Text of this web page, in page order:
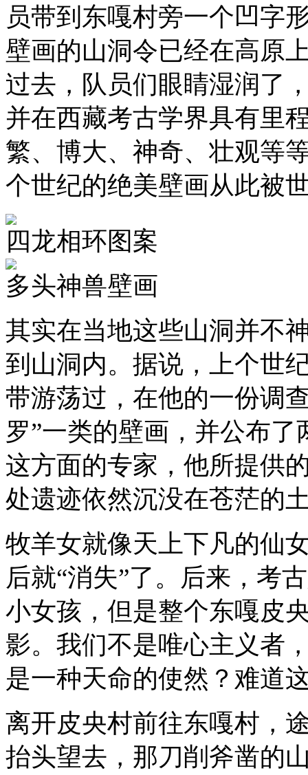
员带到东嘎村旁一个凹字
壁画的山洞令已经在高原
过去，队员们眼睛湿润了
并在西藏考古学界具有里
繁、博大、神奇、壮观等
个世纪的绝美壁画从此被
四龙相环图案
多头神兽壁画
其实在当地这些山洞并不
到山洞内。据说，上个世
带游荡过，在他的一份调
罗”一类的壁画，并公布
这方面的专家，他所提供
处遗迹依然沉没在苍茫的
牧羊女就像天上下凡的仙
后就“消失”了。后来，考
小女孩，但是整个东嘎皮
影。我们不是唯心主义者
是一种天命的使然？难道
离开皮央村前往东嘎村，
抬头望去，那刀削斧凿的